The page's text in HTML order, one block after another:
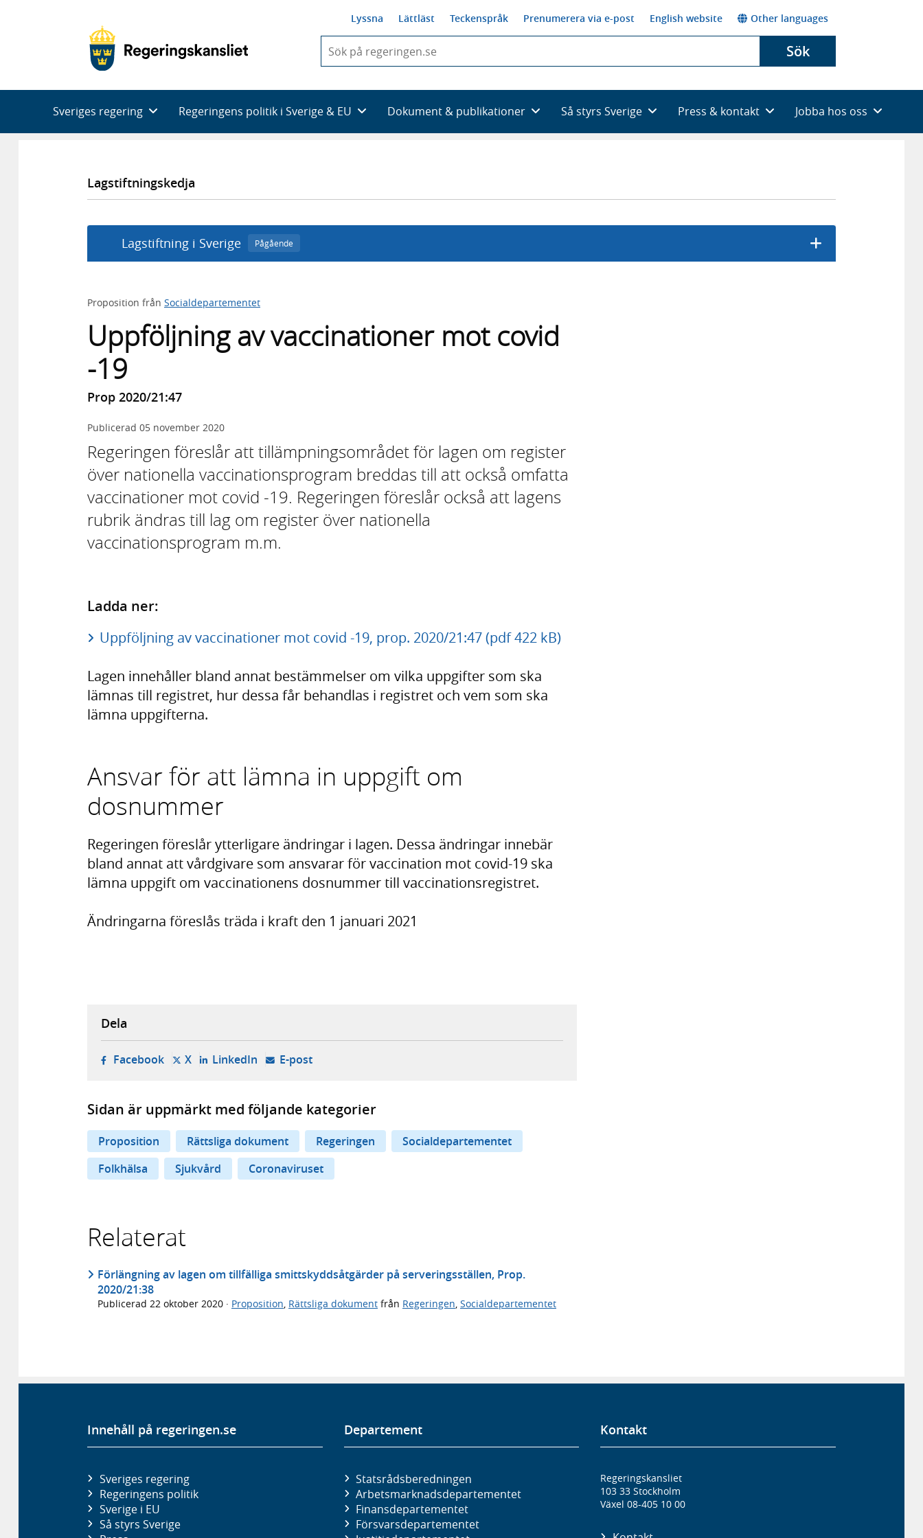
Lyssna Lättläst Teckenspråk Prenumerera via e-post English website Other languages
du
skriva
framträder
en
Sök
Sveriges regering Regeringens politik i Sverige & EU Dokument & publikationer Så styrs Sverige Press & kontakt Jobba hos oss
Lagstiftningskedja
Lagstiftning i Sverige Pågående
Proposition från Socialdepartementet
Uppföljning av vaccinationer mot covid
-19
Prop 2020/21:47
Publicerad 05 november 2020
Regeringen föreslår att tillämpningsområdet för lagen om register
över nationella vaccinationsprogram breddas till att också omfatta
vaccinationer mot covid -19. Regeringen föreslår också att lagens
rubrik ändras till lag om register över nationella
vaccinationsprogram m.m.
Ladda ner:
Uppföljning av vaccinationer mot covid -19, prop. 2020/21:47 (pdf 422 kB)
Lagen innehåller bland annat bestämmelser om vilka uppgifter som ska
lämnas till registret, hur dessa får behandlas i registret och vem som ska
lämna uppgifterna.
Ansvar för att lämna in uppgift om
dosnummer
Regeringen föreslår ytterligare ändringar i lagen. Dessa ändringar innebär
bland annat att vårdgivare som ansvarar för vaccination mot covid-19 ska
lämna uppgift om vaccinationens dosnummer till vaccinationsregistret.
Ändringarna föreslås träda i kraft den 1 januari 2021
Dela
Facebook- öppnas i ny flik, extern webbplats,
X- öppnas i ny flik, extern webbplats,
LinkedIn- öppnas i ny flik, extern webbplats,
E-post- öppnar din e-postklient,
Sidan är uppmärkt med följande kategorier
Proposition Rättsliga dokument Regeringen
Socialdepartementet
Folkhälsa
Sjukvård Coronaviruset
Relaterat
Förlängning av lagen om tillfälliga smittskyddsåtgärder på serveringsställen, Prop.
2020/21:38
Publicerad 22 oktober 2020 · Proposition, Rättsliga dokument från Regeringen, Socialdepartementet
Innehåll på regeringen.se
Sveriges regering
Regeringens politik
Sverige i EU
Så styrs Sverige
Departement
Statsrådsberedningen
Arbetsmarknads­departementet
Finans­departementet
Försvars­departementet
Kontakt
Regeringskansliet
103 33 Stockholm
Växel 08-405 10 00